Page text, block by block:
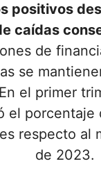
positivos
caídas
de
se
el primer
el porcentaje
respecto al
de 2023.